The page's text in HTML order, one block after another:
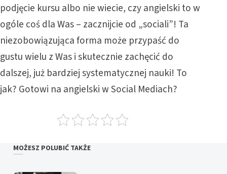
podjęcie kursu albo nie wiecie, czy angielski to w
ogóle coś dla Was – zacznijcie od „sociali”! Ta
niezobowiązująca forma może przypaść do
gustu wielu z Was i skutecznie zachęcić do
dalszej, już bardziej systematycznej nauki! To
jak? Gotowi na angielski w Social Mediach?
MOŻESZ POLUBIĆ TAKŻE